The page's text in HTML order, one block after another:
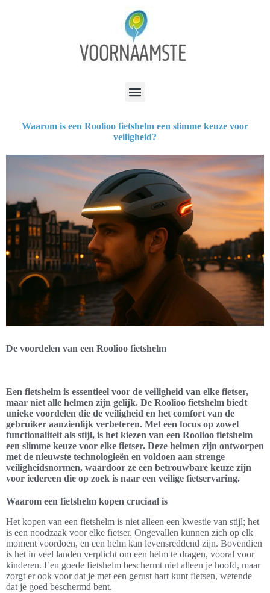
Waarom is een Roolioo fietshelm een slimme keuze voor
veiligheid?
De voordelen van een Roolioo fietshelm
Een fietshelm is essentieel voor de veiligheid van elke fietser,
maar niet alle helmen zijn gelijk. De Roolioo fietshelm biedt
unieke voordelen die de veiligheid en het comfort van de
gebruiker aanzienlijk verbeteren. Met een focus op zowel
functionaliteit als stijl, is het kiezen van een Roolioo fietshelm
een slimme keuze voor elke fietser. Deze helmen zijn ontworpen
met de nieuwste technologieën en voldoen aan strenge
veiligheidsnormen, waardoor ze een betrouwbare keuze zijn
voor iedereen die op zoek is naar een veilige fietservaring.
Waarom een fietshelm kopen cruciaal is
Het kopen van een fietshelm is niet alleen een kwestie van stijl; het
is een noodzaak voor elke fietser. Ongevallen kunnen zich op elk
moment voordoen, en een helm kan levensreddend zijn. Bovendien
is het in veel landen verplicht om een helm te dragen, vooral voor
kinderen. Een goede fietshelm beschermt niet alleen je hoofd, maar
zorgt er ook voor dat je met een gerust hart kunt fietsen, wetende
dat je goed beschermd bent.